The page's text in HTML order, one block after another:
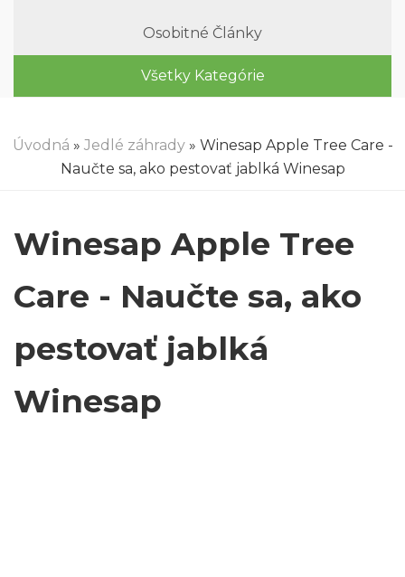
Osobitné Články
Všetky Kategórie
Úvodná » Jedlé záhrady» Winesap Apple Tree Care -
Naučte sa, ako pestovať jablká Winesap
Winesap Apple Tree
Care - Naučte sa, ako
pestovať jablká
Winesap